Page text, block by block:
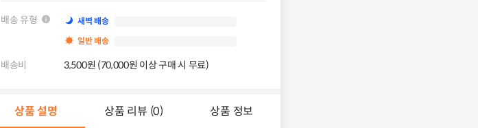
배송 유형
새벽 배송
일반 배송
배송비 3,500원 (70,000원 이상 구매 시 무료)
상품 설명 상품 리뷰 (0) 상품 정보